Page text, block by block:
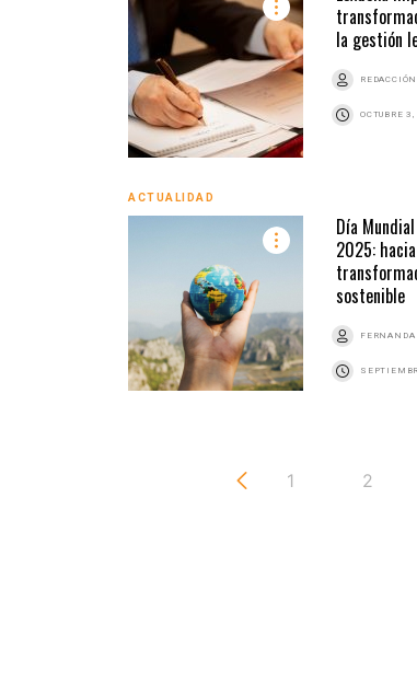
la gestión
OCTUBRE
ACTUALIDAD
Día
2025:
sostenible
1 2